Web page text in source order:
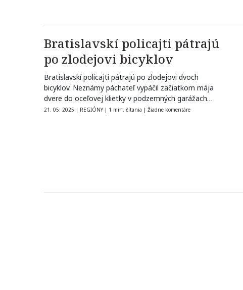
Bratislavskí policajti pátrajú
po zlodejovi bicyklov
Bratislavskí policajti pátrajú po zlodejovi dvoch
bicyklov. Neznámy páchateľ vypáčil začiatkom mája
dvere do oceľovej klietky v podzemných garážach
na…
21. 05. 2025 | REGIÓNY | 1 min. čítania | Žiadne komentáre